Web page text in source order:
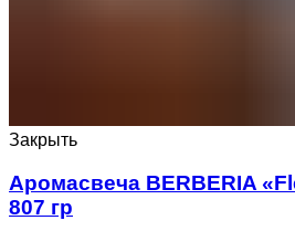
Закрыть
Аромасвеча BERBERIA
807 гр